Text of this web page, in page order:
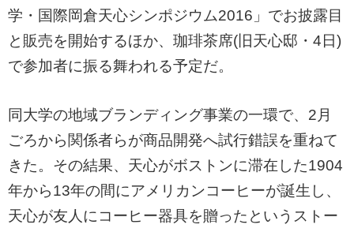
学・国際岡倉天心シンポジウム2016」でお披露目
と販売を開始するほか、珈琲茶席(旧天心邸・4日)
で参加者に振る舞われる予定だ。
同大学の地域ブランディング事業の一環で、2月
ごろから関係者らが商品開発へ試行錯誤を重ねて
きた。その結果、天心がボストンに滞在した1904
年から13年の間にアメリカンコーヒーが誕生し、
天心が友人にコーヒー器具を贈ったというストー